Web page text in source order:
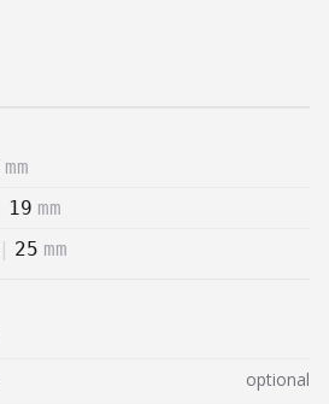
mm
19 mm
| 25 mm
optional